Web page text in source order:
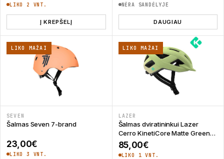
LIKO 2 VNT.
Į KREPŠELĮ
NĖRA SANDĖLYJE
DAUGIAU
LIKO MAŽAI
SEVEN
Šalmas Seven 7-brand
23,00€
LIKO 3 VNT.
LIKO MAŽAI
LAZER
Šalmas dviratininkui Lazer
Cerro KinetiCore Matte Green
Mango
85,00€
LIKO 1 VNT.